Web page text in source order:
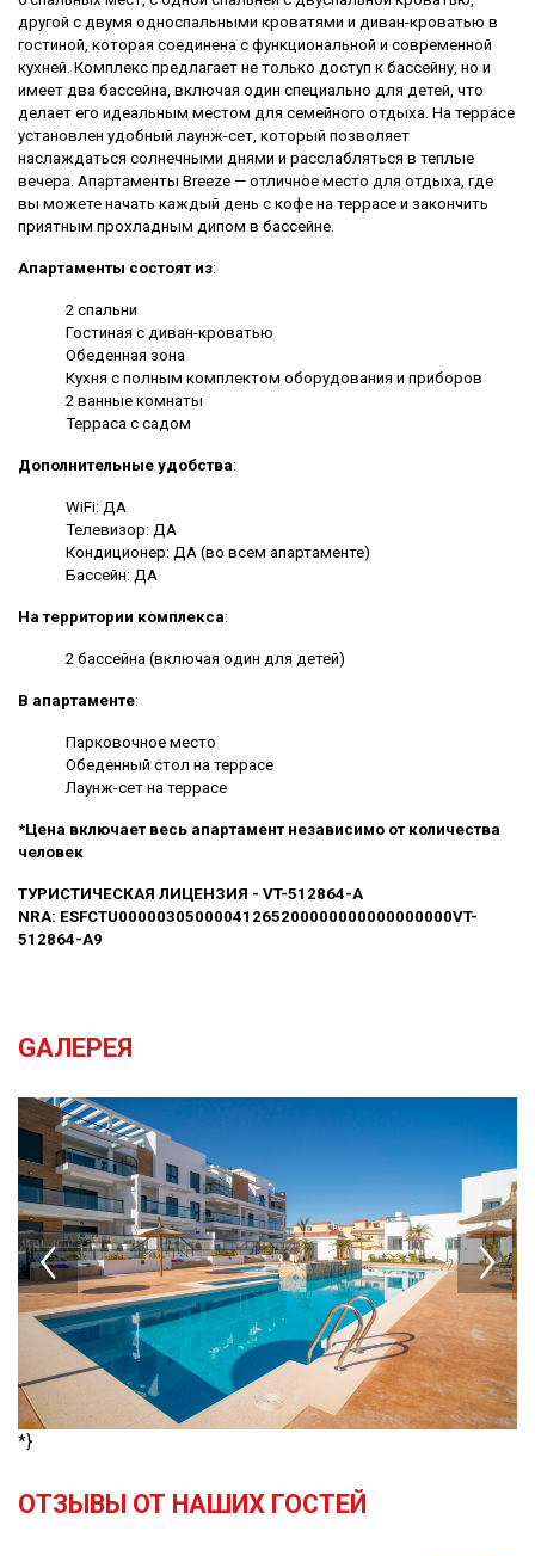
другой с двумя односпальными кроватями и диван-кроватью в
гостиной, которая соединена с функциональной и современной
кухней. Комплекс предлагает не только доступ к бассейну, но и
имеет два бассейна, включая один специально для детей, что
делает его идеальным местом для семейного отдыха. На террасе
установлен удобный лаунж-сет, который позволяет
наслаждаться солнечными днями и расслабляться в теплые
вечера. Апартаменты Breeze — отличное место для отдыха, где
вы можете начать каждый день с кофе на террасе и закончить
приятным прохладным дипом в бассейне.
Апартаменты состоят из:
2 спальни
Гостиная с диван-кроватью
Обеденная зона
Кухня с полным комплектом оборудования и приборов
2 ванные комнаты
Терраса с садом
Дополнительные удобства:
WiFi: ДА
Телевизор: ДА
Кондиционер: ДА (во всем апартаменте)
Бассейн: ДА
На территории комплекса:
2 бассейна (включая один для детей)
В апартаменте:
Парковочное место
Обеденный стол на террасе
Лаунж-сет на террасе
*Цена включает весь апартамент независимо от количества
человек
ТУРИСТИЧЕСКАЯ ЛИЦЕНЗИЯ - VT-512864-A
NRA: ESFCTU00000305000041265200000000000000000VT-
512864-A9
GАЛЕРЕЯ
*}
OТЗЫВЫ ОТ НАШИХ ГОСТЕЙ